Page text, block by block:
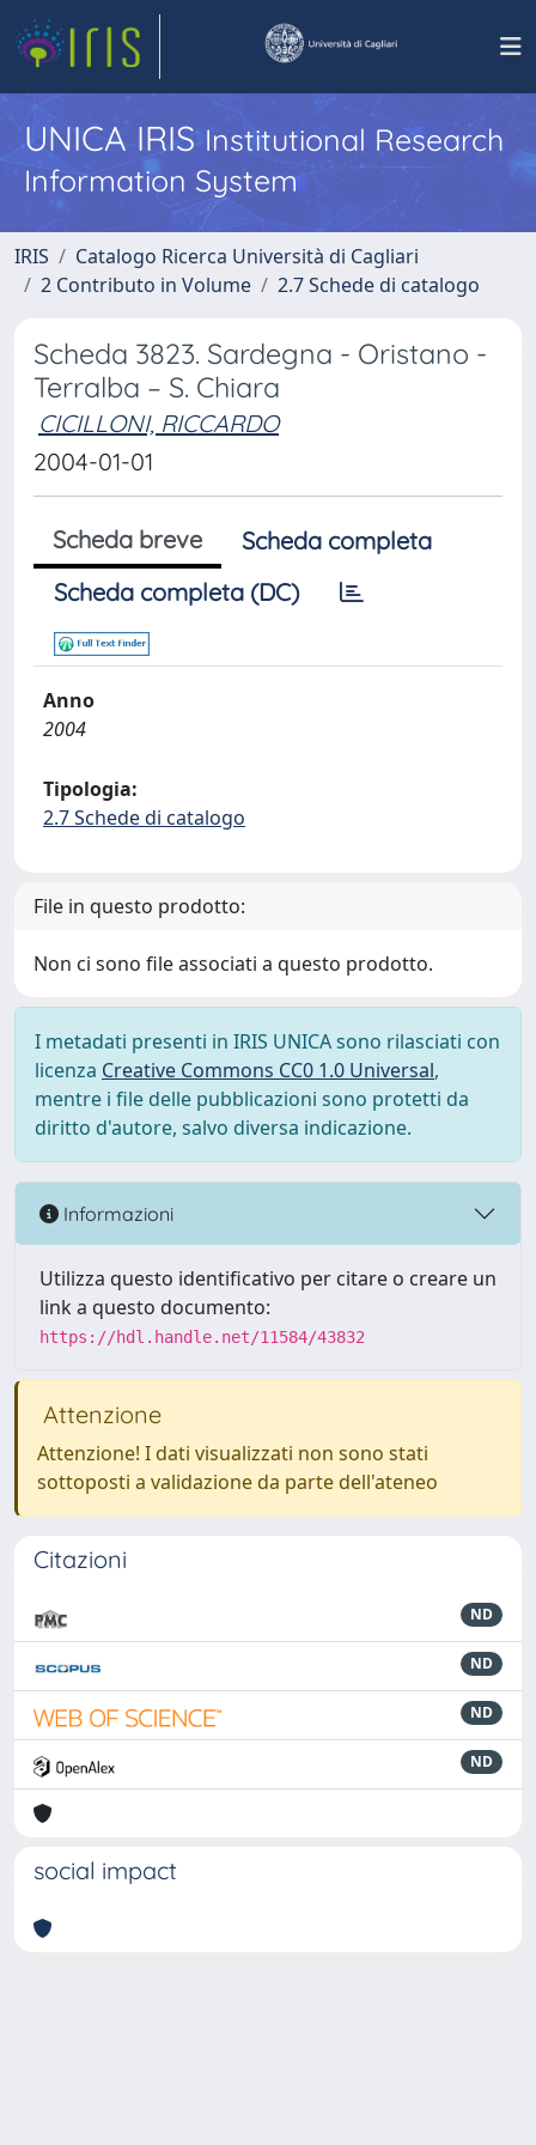
UNICA IRISInstitutional Research
Information System
IRIS
Catalogo Ricerca Università di Cagliari
2 Contributo in Volume
2.7 Schede di catalogo
Scheda 3823. Sardegna - Oristano -
Terralba – S. Chiara
CICILLONI, RICCARDO
2004-01-01
Scheda breve
Scheda completa
Scheda completa (DC)
Anno
2004
Tipologia:
2.7 Schede di catalogo
File in questo prodotto:
Non ci sono file associati a questo prodotto.
I metadati presenti in IRIS UNICA sono rilasciati con
licenza Creative Commons CC0 1.0 Universal,
mentre i file delle pubblicazioni sono protetti da
diritto d'autore, salvo diversa indicazione.
Informazioni
Utilizza questo identificativo per citare o creare un
link a questo documento:
https://hdl.handle.net/11584/43832
Attenzione
Attenzione! I dati visualizzati non sono stati
sottoposti a validazione da parte dell'ateneo
Citazioni
ND
ND
ND
ND
social impact